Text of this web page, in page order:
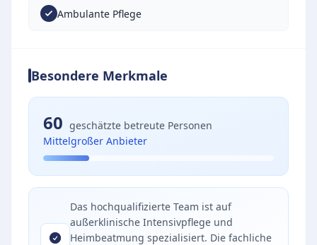
Ambulante Pflege
Besondere Merkmale
60 geschätzte betreute Personen
Mittelgroßer Anbieter
Das hochqualifizierte Team ist auf
außerklinische Intensivpflege und
Heimbeatmung spezialisiert. Die fachliche